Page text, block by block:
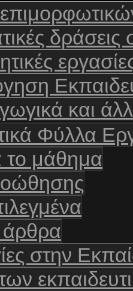
δράσεις
και
Φύλλα
το μάθημα
στην